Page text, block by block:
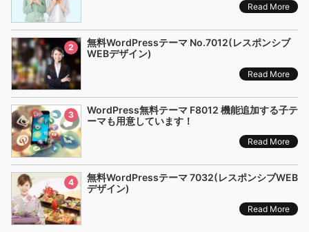
Read More
2
無料WordPressテーマ No.7012(レスポンシブ
WEBデザイン)
Read More
3
WordPress無料テーマ F8012 機能追加する子テ
ーマも用意しています！
Read More
4
無料WordPressテーマ 7032(レスポンシブWEB
デザイン)
Read More